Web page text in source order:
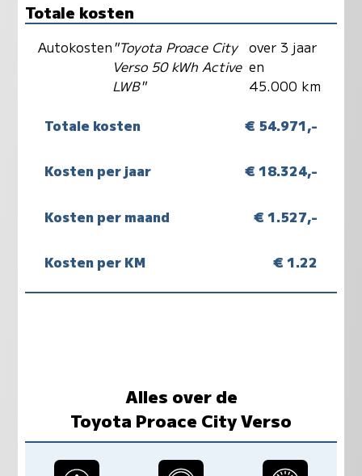
Totale kosten
Autokosten"Toyota Proace City
Verso 50 kWh Active
LWB"
over 3 jaar
en
45.000 km
Totale kosten € 54.971,-
Kosten per jaar € 18.324,-
Kosten per maand € 1.527,-
Kosten per KM € 1.22
Alles over de
Toyota Proace City Verso